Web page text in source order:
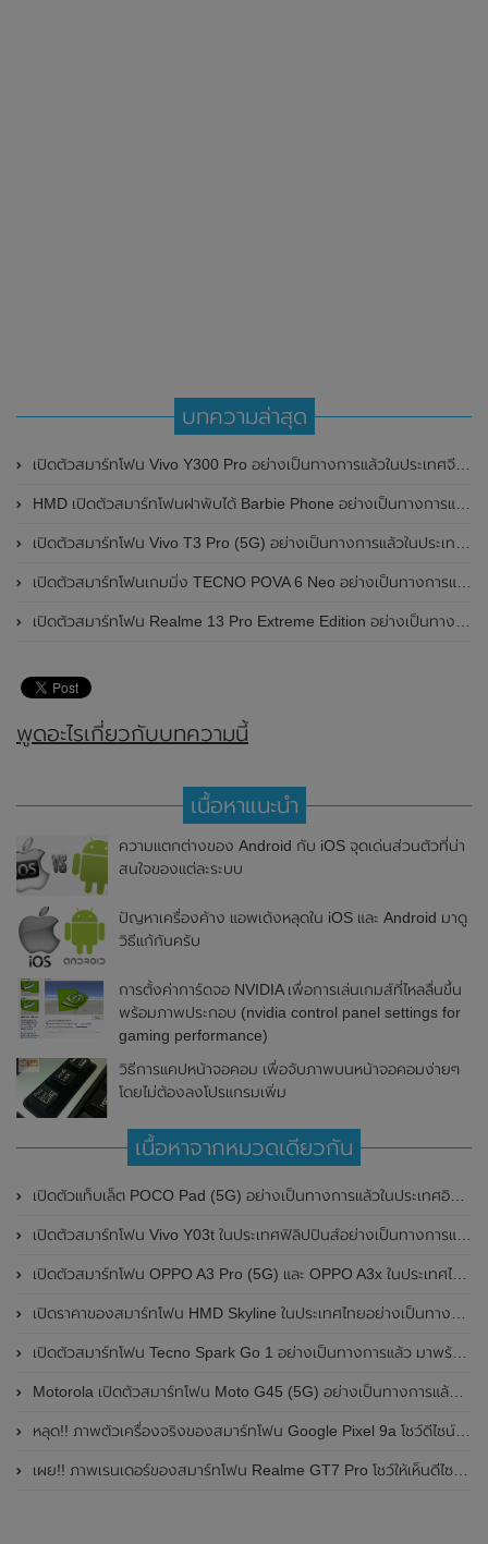
บทความล่าสุด
เปิดตัวสมาร์ทโฟน Vivo Y300 Pro อย่างเป็นทางการแล้วในประเทศจีน มาพร้อมดีไซน์พรีเมี่ยม ทนทาน และแบตเตอรี่สุดอึดขนาดใหญ่ 6,500mAh พร้อมรองรับการชาร์จไว 80W
HMD เปิดตัวสมาร์ทโฟนฝาพับได้ Barbie Phone อย่างเป็นทางการแล้ว มาพร้อมธีมสีชมพูสดใส
เปิดตัวสมาร์ทโฟน Vivo T3 Pro (5G) อย่างเป็นทางการแล้วในประเทศอินเดีย
เปิดตัวสมาร์ทโฟนเกมมิ่ง TECNO POVA 6 Neo อย่างเป็นทางการแล้วในประเทศไทย ในราคา 8,499 บาท
เปิดตัวสมาร์ทโฟน Realme 13 Pro Extreme Edition อย่างเป็นทางการแล้วในประเทศจีน
พูดอะไรเกี่ยวกับบทความนี้
เนื้อหาแนะนำ
ความแตกต่างของ Android กับ iOS จุดเด่นส่วนตัวที่น่า
สนใจของแต่ละระบบ
ปัญหาเครื่องค้าง แอพเด้งหลุดใน iOS และ Android มาดู
วิธีแก้กันครับ
การตั้งค่าการ์ดจอ NVIDIA เพื่อการเล่นเกมส์ที่ไหลลื่นขึ้น
พร้อมภาพประกอบ (nvidia control panel settings for
gaming performance)
วิธีการแคปหน้าจอคอม เพื่อจับภาพบนหน้าจอคอมง่ายๆ
โดยไม่ต้องลงโปรแกรมเพิ่ม
เนื้อหาจากหมวดเดียวกัน
เปิดตัวแท็บเล็ต POCO Pad (5G) อย่างเป็นทางการแล้วในประเทศอินเดีย มาพร้อมชิปเซ็ต Snapdragon 7s Gen 2 ของ Qualcomm และรองรับเครือข่าย 5G
เปิดตัวสมาร์ทโฟน Vivo Y03t ในประเทศฟิลิปปินส์อย่างเป็นทางการแล้ว มาพร้อมชิปเซ็ต Unisoc T612 , กล้องหลัง ความละเอียด 13MP , แบตเตอรี่ 5,000mAh และหน้าจอแสดงผล LCD / 90Hz
เปิดตัวสมาร์ทโฟน OPPO A3 Pro (5G) และ OPPO A3x ในประเทศไทยอย่างเป็นทางการแล้ว ในราคาเริ่มต้นเพียง 3,999 บาท
เปิดราคาของสมาร์ทโฟน HMD Skyline ในประเทศไทยอย่างเป็นทางการแล้ว ราคา 14,990 บาท
เปิดตัวสมาร์ทโฟน Tecno Spark Go 1 อย่างเป็นทางการแล้ว มาพร้อมหน้าจอแสดงผล LCD / 120Hz , แบตเตอรี่ 5,000mAh และใช้ชิปเซ็ต Unisoc
Motorola เปิดตัวสมาร์ทโฟน Moto G45 (5G) อย่างเป็นทางการแล้วในอินเดีย
หลุด!! ภาพตัวเครื่องจริงของสมาร์ทโฟน Google Pixel 9a โชว์ดีไซน์ใหม่ กล้องหลังแบนราบ ไม่มีกรอบของกล้องแล้ว
เผย!! ภาพเรนเดอร์ของสมาร์ทโฟน Realme GT7 Pro โชว์ให้เห็นดีไซน์ใหม่ พร้อมเผยรายละเอียดสเปกที่สำคัญบางส่วน